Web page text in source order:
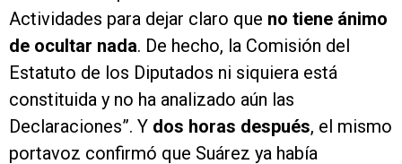
Actividades para dejar claro que no tiene ánimo
de ocultar nada. De hecho, la Comisión del
Estatuto de los Diputados ni siquiera está
constituida y no ha analizado aún las
Declaraciones”. Y dos horas después, el mismo
portavoz confirmó que Suárez ya había